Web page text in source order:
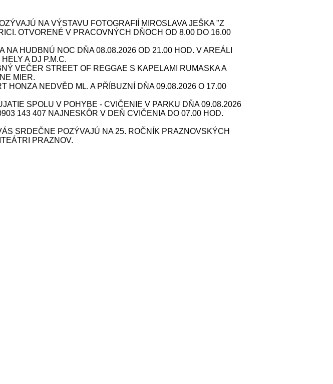
NA VÝSTAVU FOTOGRAFIÍ MIROSLAVA JEŠKA "Z
OTVORENÉ V PRACOVNÝCH DŇOCH OD 8.00 DO 16.00
HUDBNÚ NOC DŇA 08.08.2026 OD 21.00 HOD. V AREÁLI
A DJ P.M.C.
VEČER STREET OF REGGAE S KAPELAMI RUMASKA A
MIER.
HONZA NEDVĚD ML. A PŘÍBUZNÍ DŇA 09.08.2026 O 17.00
SPOLU V POHYBE - CVIČENIE V PARKU DŇA 09.08.2026
143 407 NAJNESKÔR V DEŇ CVIČENIA DO 07.00 HOD.
SRDEČNE POZÝVAJÚ NA 25. ROČNÍK PRAZNOVSKÝCH
PRAZNOV.